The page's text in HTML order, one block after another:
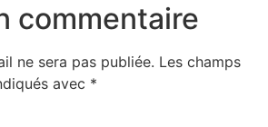
commentaire
ne sera pas publiée. Les champs
avec *